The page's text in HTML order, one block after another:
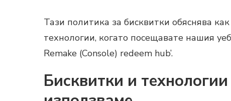
Тази политика за бисквитки обяснява
технологии, когато посещавате нашия
Remake (Console) redeem hub’.
Бисквитки и